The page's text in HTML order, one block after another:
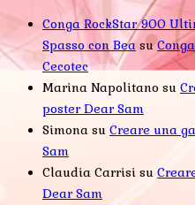
Conga RockStar 900
Spasso con Beasu
Cecotec
Marina Napolitano su
poster Dear Sam
Simona su Creare una
Sam
Claudia Carrisi su
Dear Sam